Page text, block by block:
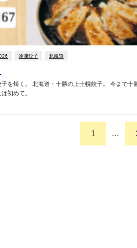
冷凍餃子 北海道
を焼く。 北海道・十勝の上士幌餃子。 今まで十
初めて。 ...
1